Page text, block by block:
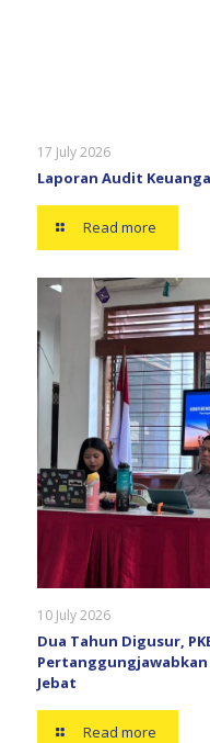
17 July 2026
Laporan Audit
Read more
10 July 2026
Dua Tahun Digusur,
Jebat
Read more